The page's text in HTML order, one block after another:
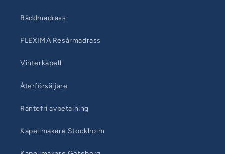
Bäddmadrass
FLEXIMA Resårmadrass
Vinterkapell
Återförsäljare
Räntefri avbetalning
Kapellmakare Stockholm